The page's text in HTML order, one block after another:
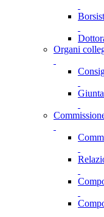
Organi